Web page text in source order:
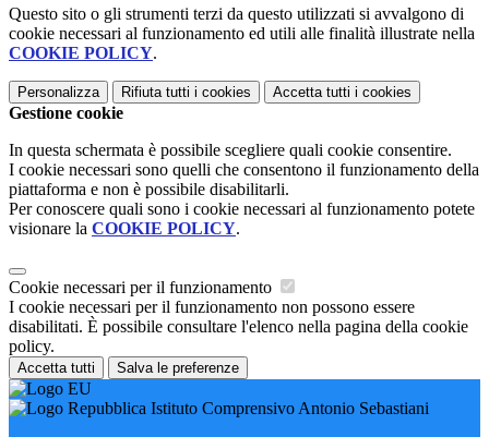
Questo sito o gli strumenti terzi da questo utilizzati si avvalgono di
cookie necessari al funzionamento ed utili alle finalità illustrate nella
COOKIE POLICY.
Personalizza Rifiuta tutti i cookies Accetta tutti i cookies
Gestione cookie
In questa schermata è possibile scegliere quali cookie consentire.
I cookie necessari sono quelli che consentono il funzionamento della
piattaforma e non è possibile disabilitarli.
Per conoscere quali sono i cookie necessari al funzionamento potete
visionare la COOKIE POLICY.
Cookie necessari per il funzionamento
I cookie necessari per il funzionamento non possono essere
disabilitati. È possibile consultare l'elenco nella pagina della cookie
policy.
Accetta tutti Salva le preferenze
Istituto Comprensivo Antonio Sebastiani